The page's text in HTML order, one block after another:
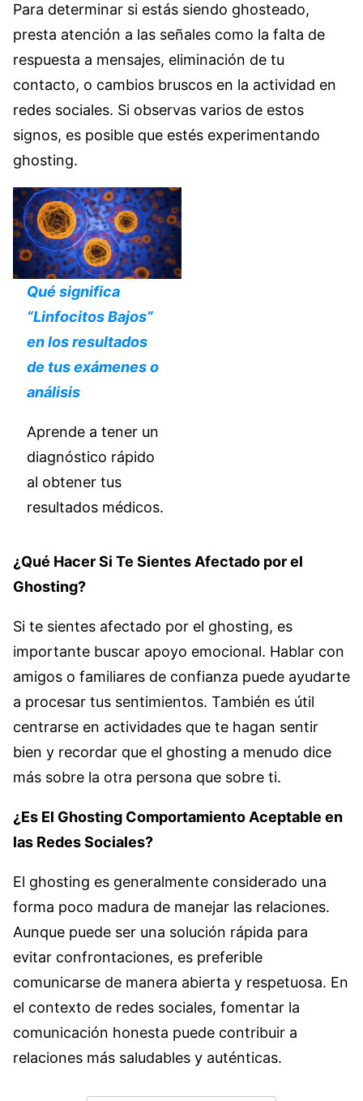
Para determinar si estás siendo ghosteado,
presta atención a las señales como la falta de
respuesta a mensajes, eliminación de tu
contacto, o cambios bruscos en la actividad en
redes sociales. Si observas varios de estos
signos, es posible que estés experimentando
ghosting.
Qué significa
“Linfocitos Bajos”
en los resultados
de tus exámenes o
análisis
Aprende a tener un
diagnóstico rápido
al obtener tus
resultados médicos.
¿Qué Hacer Si Te Sientes Afectado por el
Ghosting?
Si te sientes afectado por el ghosting, es
importante buscar apoyo emocional. Hablar con
amigos o familiares de confianza puede ayudarte
a procesar tus sentimientos. También es útil
centrarse en actividades que te hagan sentir
bien y recordar que el ghosting a menudo dice
más sobre la otra persona que sobre ti.
¿Es El Ghosting Comportamiento Aceptable en
las Redes Sociales?
El ghosting es generalmente considerado una
forma poco madura de manejar las relaciones.
Aunque puede ser una solución rápida para
evitar confrontaciones, es preferible
comunicarse de manera abierta y respetuosa. En
el contexto de redes sociales, fomentar la
comunicación honesta puede contribuir a
relaciones más saludables y auténticas.